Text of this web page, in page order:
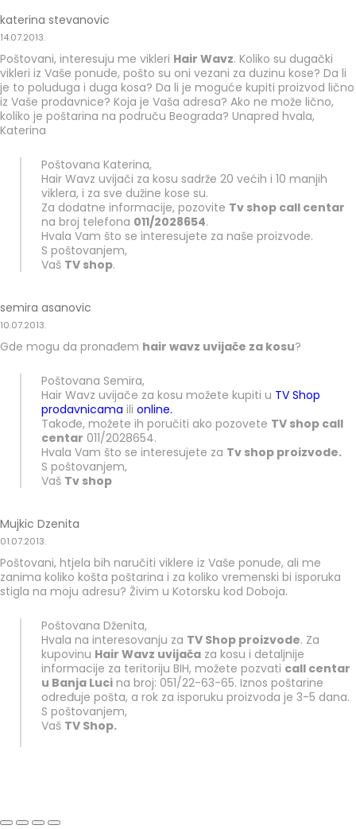
katerina stevanovic
14.07.2013.
Poštovani, interesuju me vikleri Hair Wavz. Koliko su dugački
vikleri iz Vaše ponude, pošto su oni vezani za duzinu kose? Da li
je to poluduga i duga kosa? Da li je moguće kupiti proizvod lično
iz Vaše prodavnice? Koja je Vaša adresa? Ako ne može lično,
koliko je poštarina na područu Beograda? Unapred hvala,
Katerina
Poštovana Katerina,
Hair Wavz uvijači za kosu sadrže 20 većih i 10 manjih
viklera, i za sve dužine kose su.
Za dodatne informacije, pozovite Tv shop call centar
na broj telefona 011/2028654.
Hvala Vam što se interesujete za naše proizvode.
S poštovanjem,
Vaš TV shop.
semira asanovic
10.07.2013.
Gde mogu da pronađem hair wavz uvijače za kosu?
Poštovana Semira,
Hair Wavz uvijače za kosu možete kupiti u TV Shop
prodavnicama ili online.
Takođe, možete ih poručiti ako pozovete TV shop call
centar 011/2028654.
Hvala Vam što se interesujete za Tv shop proizvode.
S poštovanjem,
Vaš Tv shop
Mujkic Dzenita
01.07.2013.
Poštovani, htjela bih naručiti viklere iz Vaše ponude, ali me
zanima koliko košta poštarina i za koliko vremenski bi isporuka
stigla na moju adresu? Živim u Kotorsku kod Doboja.
Poštovana Dženita,
Hvala na interesovanju za TV Shop proizvode. Za
kupovinu Hair Wavz uvijača za kosu i detaljnije
informacije za teritoriju BIH, možete pozvati call centar
u Banja Luci na broj: 051/22-63-65. Iznos poštarine
određuje pošta, a rok za isporuku proizvoda je 3-5 dana.
S poštovanjem,
Vaš TV Shop.